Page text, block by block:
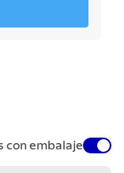
con embalaje